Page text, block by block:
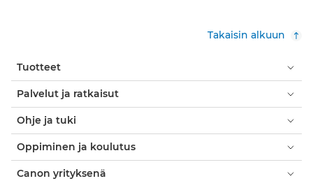
Takaisin alkuun
Tuotteet
Palvelut ja ratkaisut
Ohje ja tuki
Oppiminen ja koulutus
Canon yrityksenä